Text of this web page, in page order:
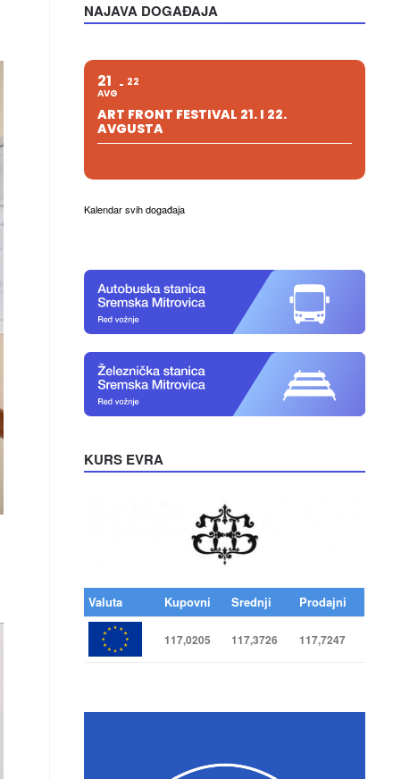
NAJAVA DOGAĐAJA
21
AVG
22
ART FRONT FESTIVAL 21. I 22.
AVGUSTA
Kalendar svih događaja
KURS EVRA
Valuta Kupovni Srednji Prodajni
117,0205 117,3726 117,7247